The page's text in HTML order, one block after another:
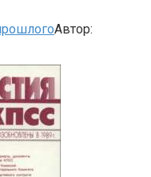
Автор: